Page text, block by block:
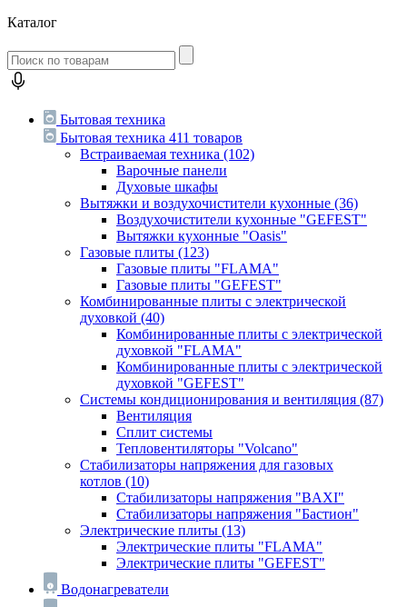
Каталог
Бытовая техника
Бытовая техника 411 товаров
Встраиваемая техника (102)
Варочные панели
Духовые шкафы
Вытяжки и воздухочистители кухонные (36)
Воздухочистители кухонные "GEFEST"
Вытяжки кухонные "Oasis"
Газовые плиты (123)
Газовые плиты "FLAMA"
Газовые плиты "GEFEST"
Комбинированные плиты с электрической
духовкой (40)
Комбинированные плиты с электрической
духовкой "FLAMA"
Комбинированные плиты с электрической
духовкой "GEFEST"
Системы кондиционирования и вентиляция (87)
Вентиляция
Сплит системы
Тепловентиляторы "Volcano"
Стабилизаторы напряжения для газовых
котлов (10)
Стабилизаторы напряжения "BAXI"
Стабилизаторы напряжения "Бастион"
Электрические плиты (13)
Электрические плиты "FLAMA"
Электрические плиты "GEFEST"
Водонагреватели